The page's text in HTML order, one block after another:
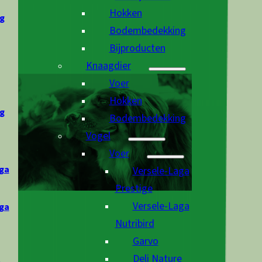
Hokken
Bodembedekking
Bijproducten
Knaagdier
Voer
Hokken
Bodembedekking
Vogel
Voer
Versele-Laga
Prestige
Versele-Laga
Nutribird
Garvo
Deli Nature